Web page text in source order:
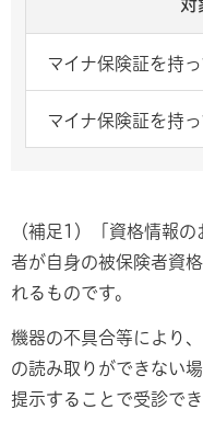
対
マイナ保険証を持
マイナ保険証を持
（補足1）「資格情報
者が自身の被保険者資
れるものです。
機器の不具合等により
の読み取りができない
提示することで受診でき